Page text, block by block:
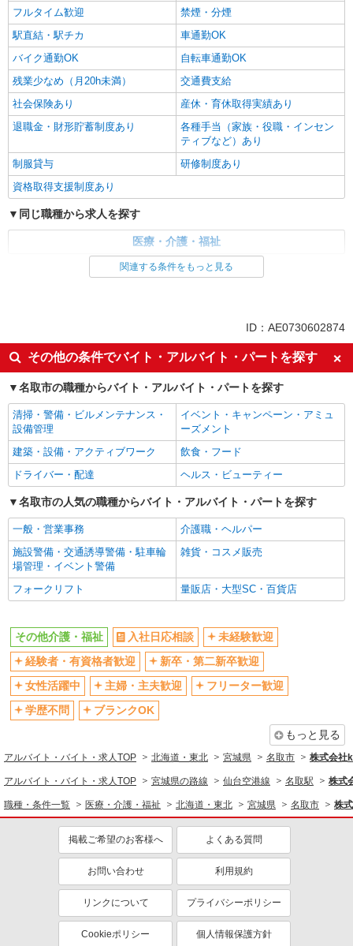
フルタイム歓迎
禁煙・分煙
駅直結・駅チカ
車通勤OK
バイク通勤OK
自転車通勤OK
残業少なめ（月20h未満）
交通費支給
社会保険あり
産休・育休取得実績あり
退職金・財形貯蓄制度あり
各種手当（家族・役職・インセン
ティブなど）あり
制服貸与
研修制度あり
資格取得支援制度あり
同じ職種から求人を探す
医療・介護・福祉
同じ特徴から求人を探す
交通費支給
社会保険あり
産休・育休取得実績あり
関連する条件をもっと見る
ID：AE0730602874
その他の条件でバイト・アルバイト・パートを探す
名取市の職種からバイト・アルバイト・パートを探す
清掃・警備・ビルメンテナンス・
設備管理
イベント・キャンペーン・アミュ
ーズメント
建築・設備・アクティブワーク
飲食・フード
ドライバー・配達
ヘルス・ビューティー
名取市の人気の職種からバイト・アルバイト・パートを探す
一般・営業事務
介護職・ヘルパー
施設警備・交通誘導警備・駐車輪
場管理・イベント警備
雑貨・コスメ販売
フォークリフト 量販店・大型SC・百貨店
その他介護・福祉 入社日応相談
未経験歓迎
経験者・有資格者歓迎
新卒・第二新卒歓迎
女性活躍中
主婦・主夫歓迎
フリーター歓迎
学歴不問
ブランクOK
もっと見る
アルバイト・バイト・求人TOP 北海道・東北 宮城県 名取市 株式会社
アルバイト・バイト・求人TOP 宮城県の路線 仙台空港線 名取駅 株式
職種・条件一覧 医療・介護・福祉 北海道・東北 宮城県 名取市 株
掲載ご希望のお客様へ よくある質問
お問い合わせ 利用規約
リンクについて プライバシーポリシー
Cookieポリシー 個人情報保護方針